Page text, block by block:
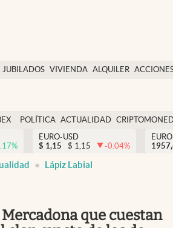
JUBILADOS VIVIENDA ALQUILER
POLÍTICA ACTUALIDAD
%
EURO-USD
$ 1,15 $ 1,15 -0.04%
Lápiz Labial
que cuestan